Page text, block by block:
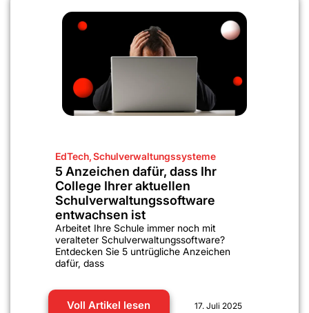
EdTech,Schulverwaltungssysteme
5 Anzeichen dafür, dass Ihr
College Ihrer aktuellen
Schulverwaltungssoftware
entwachsen ist
Arbeitet Ihre Schule immer noch mit
veralteter Schulverwaltungssoftware?
Entdecken Sie 5 untrügliche Anzeichen
dafür, dass
Voll Artikel lesen 17. Juli 2025